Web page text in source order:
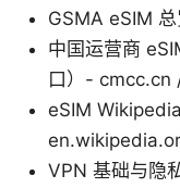
GSMA eSIM
中国运营商
口）- cmcc.cn
eSIM
VPN 基础与隐